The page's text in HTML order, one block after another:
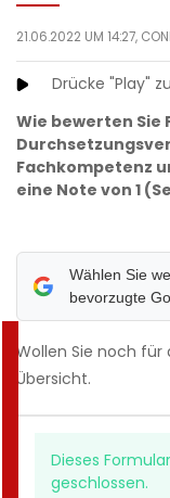
21.06.2022 UM 14:27,
Drücke "Play"
Wie bewerten Sie
Fachkompetenz
eine Note von 1
Wählen Sie
bevorzugte
Wollen Sie noch
Übersicht.
Status
Dieses
geschlossen.